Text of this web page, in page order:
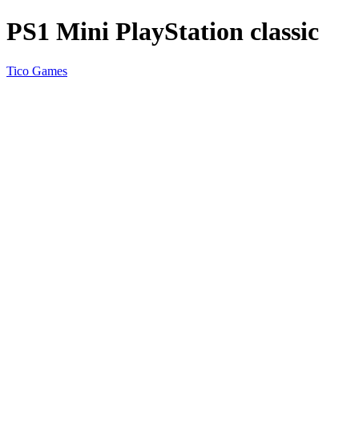
PS1 Mini PlayStation classic
Tico Games